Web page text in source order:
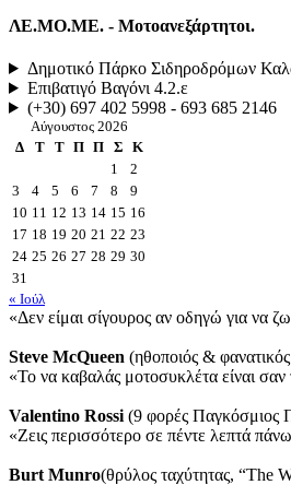
ΛΕ.ΜΟ.ΜΕ. - Μοτοανεξάρτητοι.
Δημοτικό Πάρκο Σιδηροδρόμων
Επιβατιγό Βαγόνι 4.2.ε
(+30) 697 402 5998 - 693 685 2146
Αύγουστος 2026
Δ
Τ Τ Π Π Σ Κ
1
2
3
4 5 6 7 8
9
10 11 12 13 14 15 16
17 18 19 20 21 22 23
24 25 26 27 28 29 30
31
« Ιούλ
«Δεν είμαι σίγουρος αν οδηγώ για να
Steve McQueen (ηθοποιός &
«Το να καβαλάς μοτοσυκλέτα είναι σαν
Valentino Rossi (9 φορές Παγκόσμιος
«Ζεις περισσότερο σε πέντε λεπτά
Burt Munro(θρύλος ταχύτητας, “The